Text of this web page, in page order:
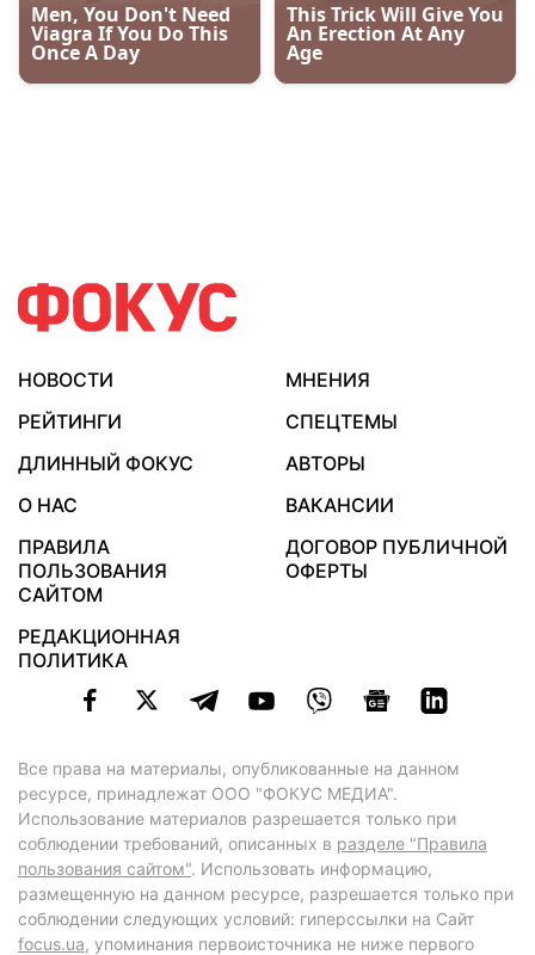
НОВОСТИ
МНЕНИЯ
РЕЙТИНГИ
СПЕЦТЕМЫ
ДЛИННЫЙ ФОКУС
АВТОРЫ
О НАС
ВАКАНСИИ
ПРАВИЛА
ПОЛЬЗОВАНИЯ
САЙТОМ
ДОГОВОР ПУБЛИЧНОЙ
ОФЕРТЫ
РЕДАКЦИОННАЯ
ПОЛИТИКА
Все права на материалы, опубликованные на данном
ресурсе, принадлежат ООО "ФОКУС МЕДИА".
Использование материалов разрешается только при
соблюдении требований, описанных в разделе "Правила
пользования сайтом". Использовать информацию,
размещенную на данном ресурсе, разрешается только при
соблюдении следующих условий: гиперссылки на Сайт
focus.ua, упоминания первоисточника не ниже первого